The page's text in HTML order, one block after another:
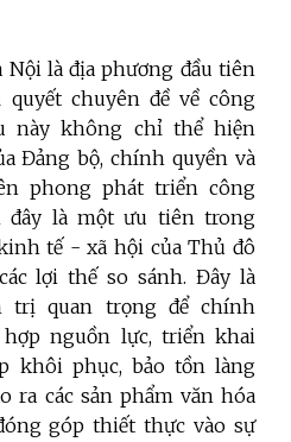
Nội là địa phương đầu tiên
chuyên đề về công
này không chỉ thể hiện
Đảng bộ, chính quyền và
phong phát triển công
đây là một ưu tiên trong
tế - xã hội của Thủ đô
lợi thế so sánh. Đây là
trị quan trọng để chính
nguồn lực, triển khai
khôi phục, bảo tồn làng
ra các sản phẩm văn hóa
góp thiết thực vào sự